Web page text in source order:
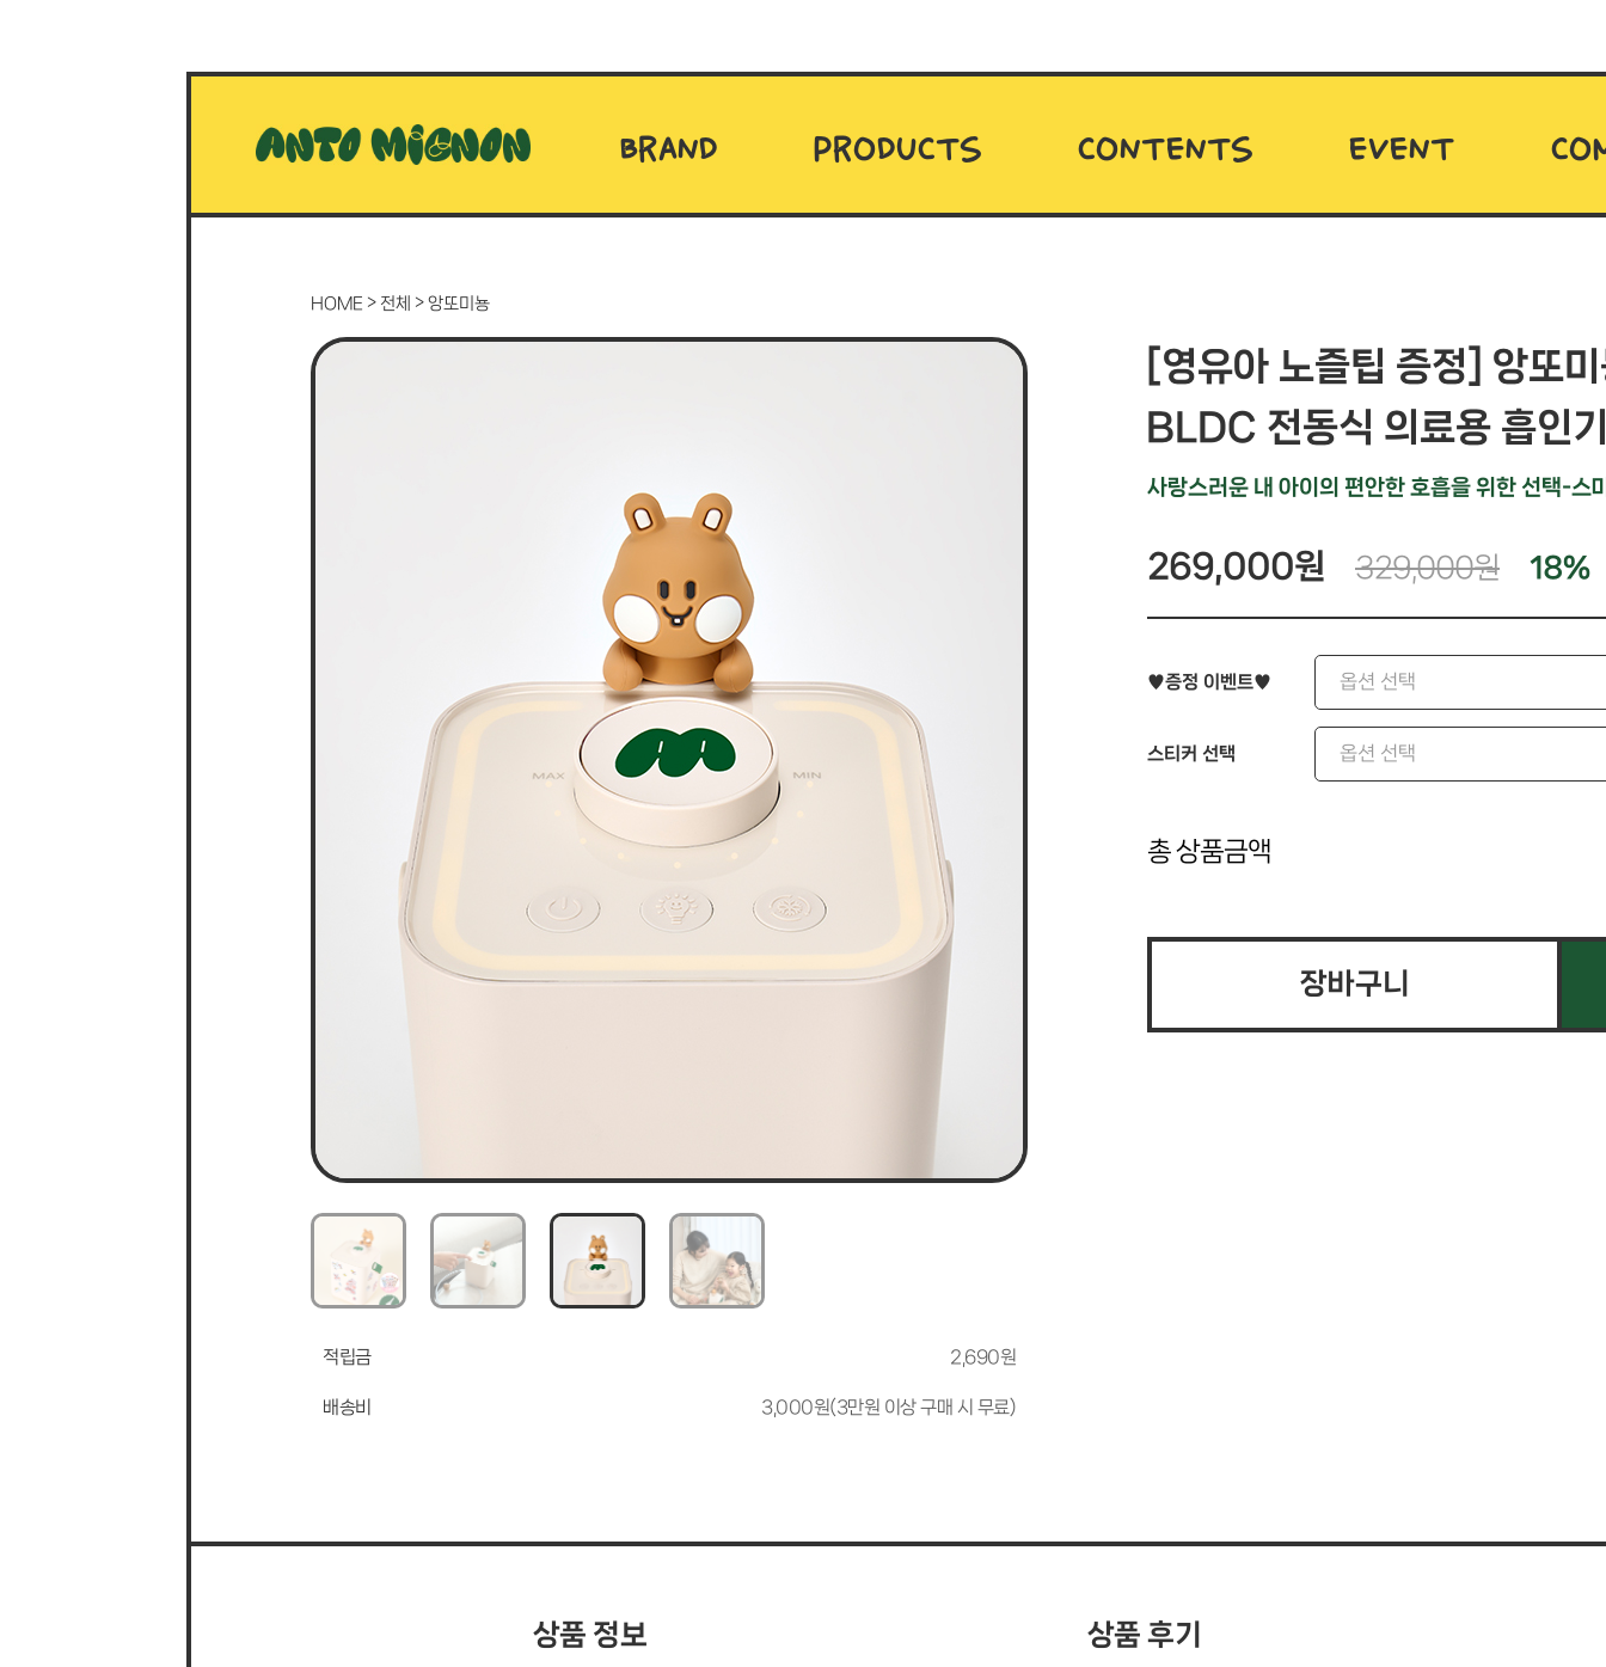
BRAND PRODUCTS CONTENTS EVENT
HOME > 전체 >앙또미뇽
적립금 2,690원
배송비 3,000원(3만원 이상 구매 시 무료)
[영유아 노즐팁 증정] 앙또
BLDC 전동식 의료용 흡인
사랑스러운 내 아이의 편안한 호흡을 위한 선택-스
269,000원 329,000원 18%
♥증정 이벤트♥
스티커 선택
총 상품금액
장바구니
상품 정보 상품 후기